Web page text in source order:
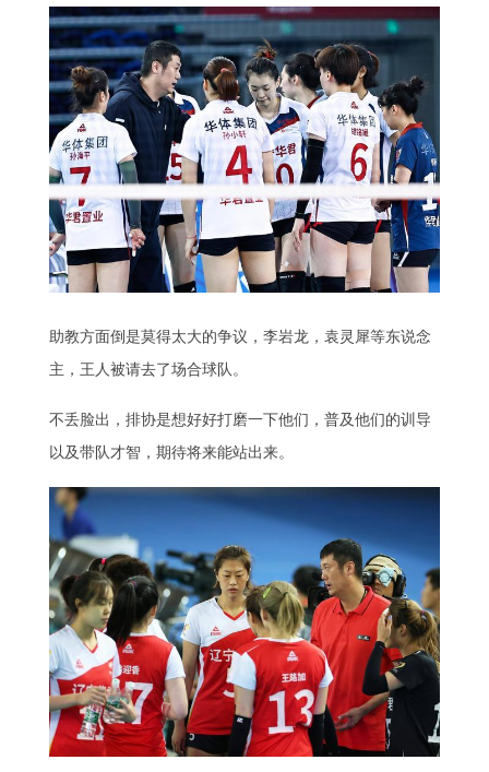
助教方面倒是莫得太大的争议，李岩龙，袁灵犀等东说念
主，王人被请去了场合球队。
不丢脸出，排协是想好好打磨一下他们，普及他们的训导
以及带队才智，期待将来能站出来。